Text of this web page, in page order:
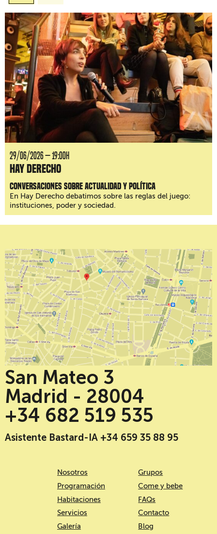
29/06/2026 — 19:00H
Hay Derecho
Conversaciones sobre actualidad y política
En Hay Derecho debatimos sobre las reglas del juego:
instituciones, poder y sociedad.
San Mateo 3
Madrid - 28004
+34 682 519 535
Asistente Bastard-IA +34 659 35 88 95
Nosotros
Programación
Habitaciones
Servicios
Galería
Grupos
Come y bebe
FAQs
Contacto
Blog